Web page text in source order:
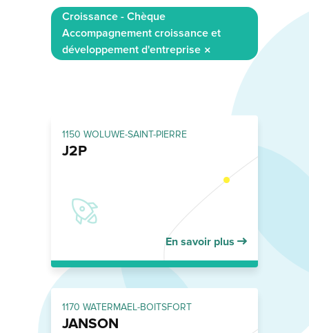
Croissance - Chèque
Accompagnement croissance et
développement d'entreprise
1150 WOLUWE-SAINT-PIERRE
J2P
En savoir plus
1170 WATERMAEL-BOITSFORT
JANSON